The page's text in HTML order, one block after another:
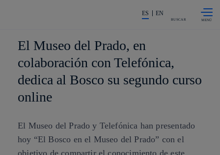
La acción en accionistas e
ES EN
BUSCAR
El Museo del Prado, en
colaboración con Telefónica,
dedica al Bosco su segundo curso
online
El Museo del Prado y Telefónica han presentado
hoy “El Bosco en el Museo del Prado” con el
objetivo de compartir el conocimiento de este